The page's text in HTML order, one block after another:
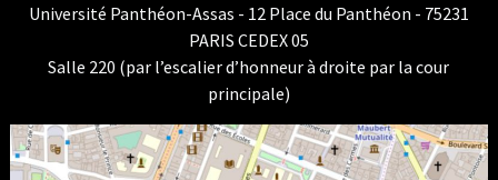
Université Panthéon-Assas - 12 Place du Panthéon - 75231
PARIS CEDEX 05
Salle 220 (par l’escalier d’honneur à droite par la cour
principale)